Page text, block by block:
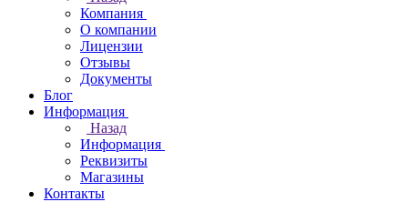
Компания
О компании
Лицензии
Отзывы
Документы
Блог
Информация
Назад
Информация
Реквизиты
Магазины
Контакты